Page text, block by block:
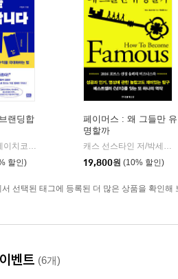
랜딩합
코리아(RHK)
할인)
페이머스 : 왜 그들만 유
명할까
캐스 선스타인 저/박세연 역
19,800원 (10% 할인)
서 선택된 태그에 등록된 더 많은 상품을 확인해
벤트 (6개)